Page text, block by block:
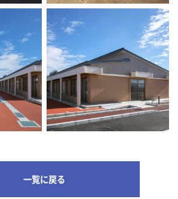
一覧に戻る